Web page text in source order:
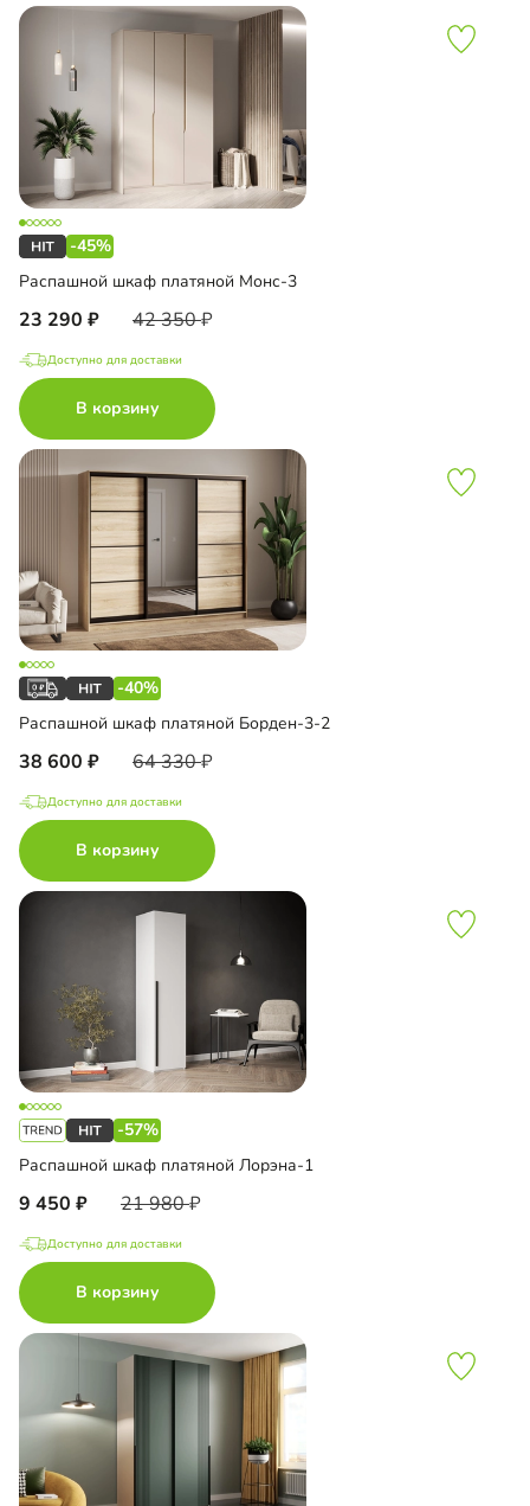
-45%
Распашной шкаф платяной Монс-3
23 290 42 350
Доступно для доставки
В корзину
-40%
Распашной шкаф платяной Борден-3-2
38 600 64 330
Доступно для доставки
В корзину
-57%
Распашной шкаф платяной Лорэна-1
9 450 21 980
Доступно для доставки
В корзину